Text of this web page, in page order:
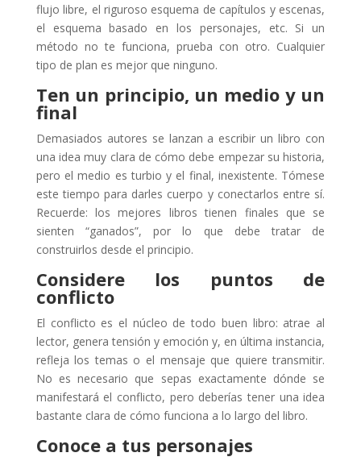
flujo libre, el riguroso esquema de capítulos y escenas,
el esquema basado en los personajes, etc. Si un
método no te funciona, prueba con otro. Cualquier
tipo de plan es mejor que ninguno.
Ten un principio, un medio y un
final
Demasiados autores se lanzan a escribir un libro con
una idea muy clara de cómo debe empezar su historia,
pero el medio es turbio y el final, inexistente. Tómese
este tiempo para darles cuerpo y conectarlos entre sí.
Recuerde: los mejores libros tienen finales que se
sienten “ganados”, por lo que debe tratar de
construirlos desde el principio.
Considere los puntos de
conflicto
El conflicto es el núcleo de todo buen libro: atrae al
lector, genera tensión y emoción y, en última instancia,
refleja los temas o el mensaje que quiere transmitir.
No es necesario que sepas exactamente dónde se
manifestará el conflicto, pero deberías tener una idea
bastante clara de cómo funciona a lo largo del libro.
Conoce a tus personajes